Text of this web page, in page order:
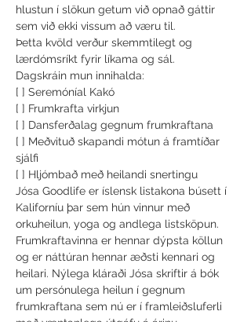
hlustun í slökun getum við opnað gáttir
sem við ekki vissum að væru til.
Þetta kvöld verður skemmtilegt og
lærdómsríkt fyrir líkama og sál.
Dagskráin mun innihalda:
[ ] Seremóníal Kakó
[ ] Frumkrafta virkjun
[ ] Dansferðalag gegnum frumkraftana
[ ] Meðvituð skapandi mótun á framtíðar
sjálfi
[ ] Hljómbað með heilandi snertingu
Jósa Goodlife er íslensk listakona búsett í
Kaliforníu þar sem hún vinnur með
orkuheilun, yoga og andlega listsköpun.
Frumkraftavinna er hennar dýpsta köllun
og er náttúran hennar æðsti kennari og
heilari. Nýlega kláraði Jósa skriftir á bók
um persónulega heilun í gegnum
frumkraftana sem nú er í framleiðsluferli